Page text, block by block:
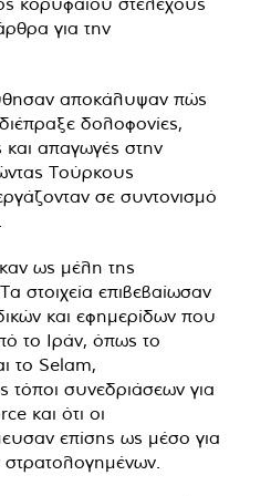
για την
αποκάλυψαν πώς
δολοφονίες,
και απαγωγές στην
Τούρκους
σε συντονισμό
ως μέλη της
στοιχεία επιβεβαίωσαν
και εφημερίδων που
το Ιράν, όπως το
το Selam,
τόποι συνεδριάσεων για
και ότι οι
επίσης ως μέσο για